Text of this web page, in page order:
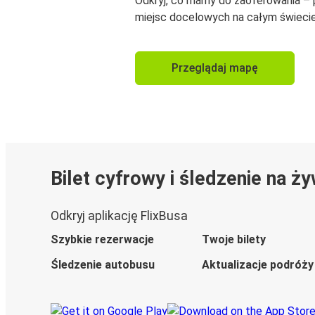
miejsc docelowych na całym
Przeglądaj mapę
Bilet cyfrowy i śledzenie na
Odkryj aplikację FlixBusa
Szybkie rezerwacje
Twoje bilety
Śledzenie autobusu
Aktualizacje podróży